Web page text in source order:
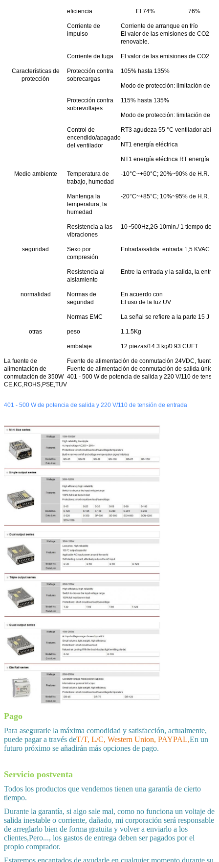
eficiencia El 74% 76%
Corriente de
impulso
Corriente de arranque en frío
El valor de las emisiones de CO2
renovable.
Corriente de fuga El valor de las emisiones de CO2
Características de
protección
Protección contra
sobrecargas
105% hasta 135%
Modo de protección: limitación de
Protección contra
sobrevoltajes
115% hasta 135%
Modo de protección: limitación de
Control de
encendido/apagado
del ventilador
RT3 agudeza 55 °C ventilador
NT1 energía eléctrica
NT1 energía eléctrica RT energía
Medio ambiente
Temperatura de
trabajo, humedad
-10°C~+60°C; 20%~90% de H.R.
Mantenga la
temperatura, la
humedad
-20°C~+85°C; 10%~95% de H.R.
Resistencia a las
vibraciones
10~500Hz,2G 10min./ 1 tiempo de
seguridad
Sexo por
compresión
Entrada/salida: entrada 1,5 KVAC y
Resistencia al
aislamiento
Entre la entrada y la salida, la
normalidad
Normas de
seguridad
En acuerdo con
El uso de la luz UV
Normas EMC La señal se refiere a la parte 15 J
otras peso 1.1.5Kg
embalaje 12 piezas/14.3 kg/0.93 CUFT
La fuente de
alimentación de
conmutación de 350W
CE,KC,ROHS,PSE,TUV
Fuente de alimentación de conmutación 24VDC, fuente
Fuente de alimentación de conmutación de salida única
401 - 500 W de potencia de salida y 220 V/110 de
401 - 500 W de potencia de salida y 220 V/110 de tensión de entrada
Pago
Para asegurarle la máxima comodidad y satisfacción, actualmente,
puede pagar a través deT/T, L/C, Western Union, PAYPAL,En un
futuro próximo se añadirán más opciones de pago.
Servicio postventa
Todos los productos que vendemos tienen una garantía de cierto
tiempo.
Durante la garantía, si algo sale mal, como no funciona un voltaje de
salida inestable o corriente, dañado, mi corporación será responsable
de arreglarlo bien de forma gratuita y volver a enviarlo a los
clientes,Pero..., los gastos de entrega deben ser pagados por el
propio comprador.